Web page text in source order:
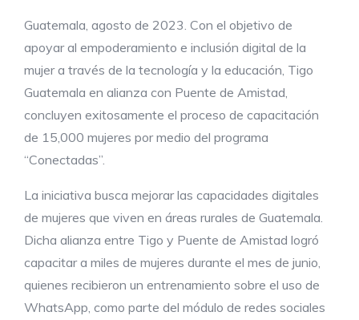
Guatemala, agosto de 2023. Con el objetivo de
apoyar al empoderamiento e inclusión digital de la
mujer a través de la tecnología y la educación, Tigo
Guatemala en alianza con Puente de Amistad,
concluyen exitosamente el proceso de capacitación
de 15,000 mujeres por medio del programa
“Conectadas”.
La iniciativa busca mejorar las capacidades digitales
de mujeres que viven en áreas rurales de Guatemala.
Dicha alianza entre Tigo y Puente de Amistad logró
capacitar a miles de mujeres durante el mes de junio,
quienes recibieron un entrenamiento sobre el uso de
WhatsApp, como parte del módulo de redes sociales